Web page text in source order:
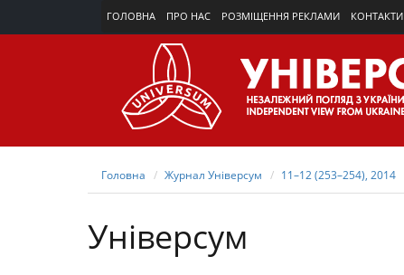
ГОЛОВНА ПРО НАС РОЗМІЩЕННЯ РЕКЛАМИ КОНТАКТИ
Головна Журнал Універсум 11–12 (253–254), 2014
Універсум